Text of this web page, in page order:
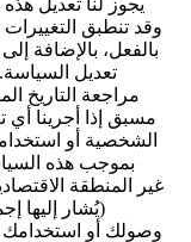
يجوز لنا تعديل
وقد تنطبق
بالفعل، بالإضافة
تعديل
مراجعة التاريخ
مسبق إذا أجرينا
الشخصية أو
بموجب هذه
غير المنطقة
(يُشار إليها
وصولك أو استخدامك